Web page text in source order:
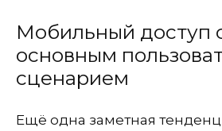
Мобильный доступ
основным
сценарием
Ещё одна заметная